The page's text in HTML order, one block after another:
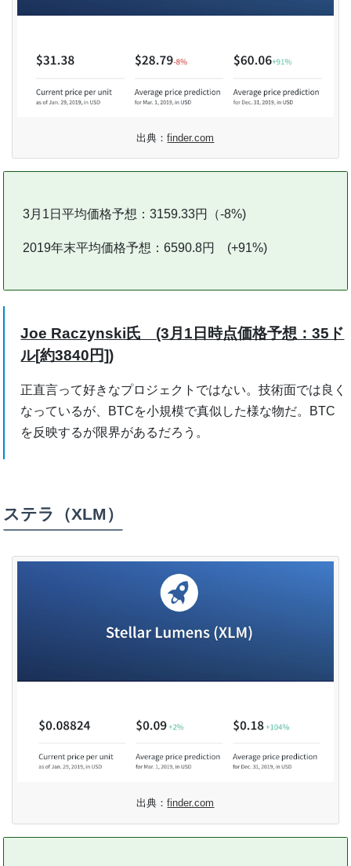
出典：finder.com
3月1日平均価格予想：3159.33円（-8%)
2019年末平均価格予想：6590.8円 (+91%)
Joe Raczynski氏 (3月1日時点価格予想：35ド
ル[約3840円])
正直言って好きなプロジェクトではない。技術面では良く
なっているが、BTCを小規模で真似した様な物だ。BTC
を反映するが限界があるだろう。
ステラ（XLM）
出典：finder.com